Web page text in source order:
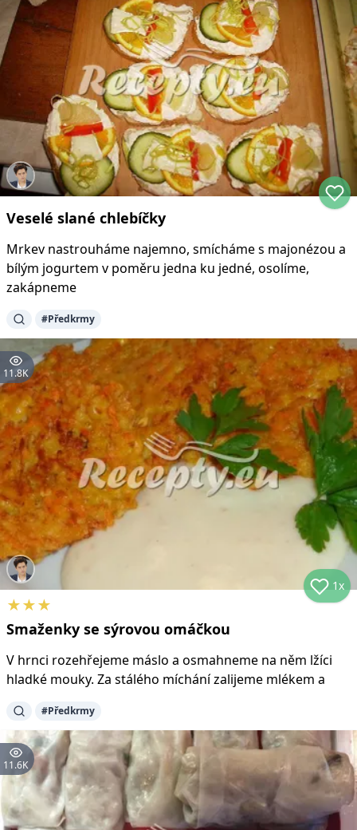
Veselé slané chlebíčky
Mrkev nastrouháme najemno, smícháme s majonézou a
bílým jogurtem v poměru jedna ku jedné, osolíme,
zakápneme
#Předkrmy
11.8K
1x
★★★
Smaženky se sýrovou omáčkou
V hrnci rozehřejeme máslo a osmahneme na něm lžíci
hladké mouky. Za stálého míchání zalijeme mlékem a
#Předkrmy
11.6K